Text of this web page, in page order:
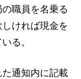
職員を名乗る
ければ現金を
る。
通知内に記載